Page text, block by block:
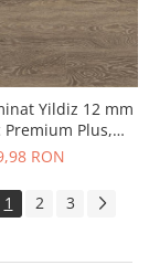
Yildiz 12 mm
Premium Plus,
513, clasa 32 AC4
RON
1 2 3